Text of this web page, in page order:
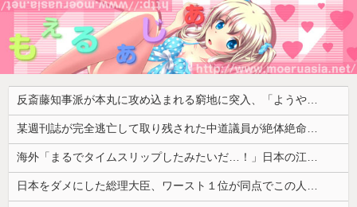
反斎藤知事派が本丸に攻め込まれる窮地に突入、「ようやく反撃のターンやね」と手際の良さに感心する人が続出中
某週刊誌が完全逃亡して取り残された中道議員が絶体絶命の窮地、「今度は宏池会に矛先を向けたか……」と節操の無さに呆れる人が続出
海外「まるでタイムスリップしたみたいだ…！」日本の江戸時代の街並みがそのまま保存されている貴重な場所とは・・・？【海外の反応】
日本をダメにした総理大臣、ワースト１位が同点でこの人ｗｗｗｗｗｗ